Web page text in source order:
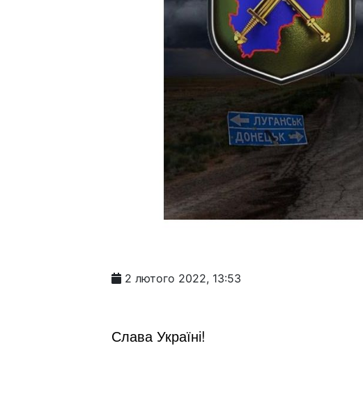
2 лютого 2022, 13:53
Слава Україні!